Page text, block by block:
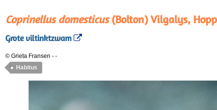
Coprinellus domesticus(Bolton) Vilgalys,
Grote viltinktzwam
© Grieta Fransen - -
Habitus